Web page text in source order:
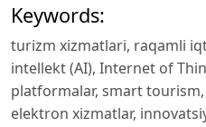
Keywords:
turizm xizmatlari, raqamli
intellekt (AI), Internet of
platformalar, smart
elektron xizmatlar,